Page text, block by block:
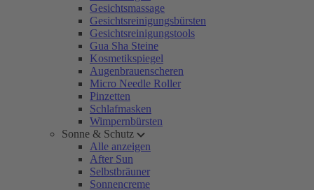
Gesichtsmassage
Gesichtsreinigungsbürsten
Gesichtsreinigungstools
Gua Sha Steine
Kosmetikspiegel
Augenbrauenscheren
Micro Needle Roller
Pinzetten
Schlafmasken
Wimpernbürsten
Sonne & Schutz
Alle anzeigen
After Sun
Selbstbräuner
Sonnencreme